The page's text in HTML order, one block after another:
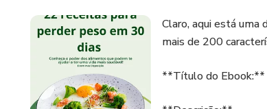
Claro, aqui está uma
mais de 200
**Título do Ebook:**